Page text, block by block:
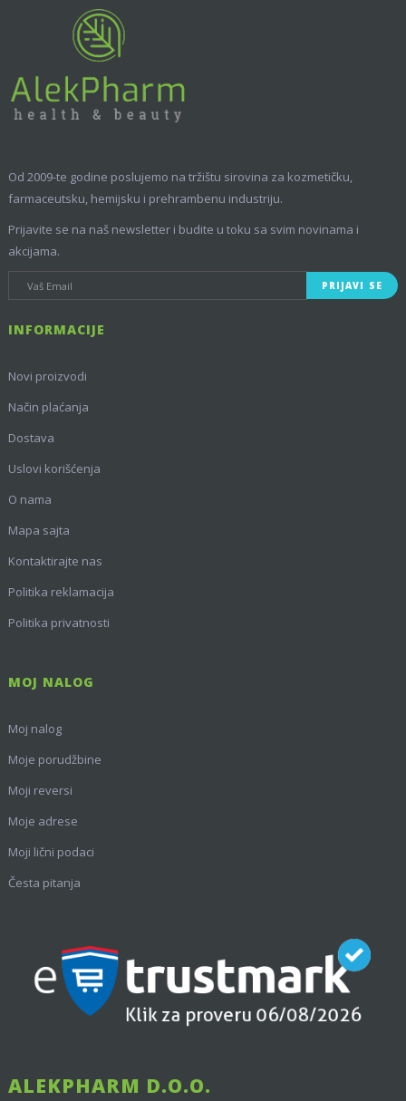
Od 2009-te godine poslujemo na tržištu sirovina za kozmetičku,
farmaceutsku, hemijsku i prehrambenu industriju.
Prijavite se na naš newsletter i budite u toku sa svim novinama i
akcijama.
PRIJAVI SE
INFORMACIJE
Novi proizvodi
Način plaćanja
Dostava
Uslovi korišćenja
O nama
Mapa sajta
Kontaktirajte nas
Politika reklamacija
Politika privatnosti
MOJ NALOG
Moj nalog
Moje porudžbine
Moji reversi
Moje adrese
Moji lični podaci
Česta pitanja
ALEKPHARM D.O.O.